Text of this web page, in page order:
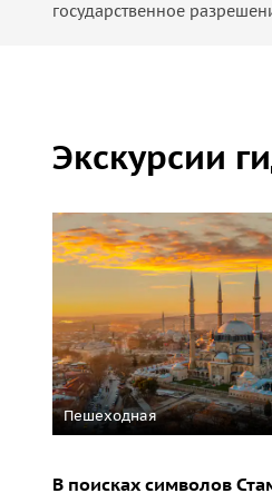
государственное
Экскурсии
Пешеходная
В поисках символов